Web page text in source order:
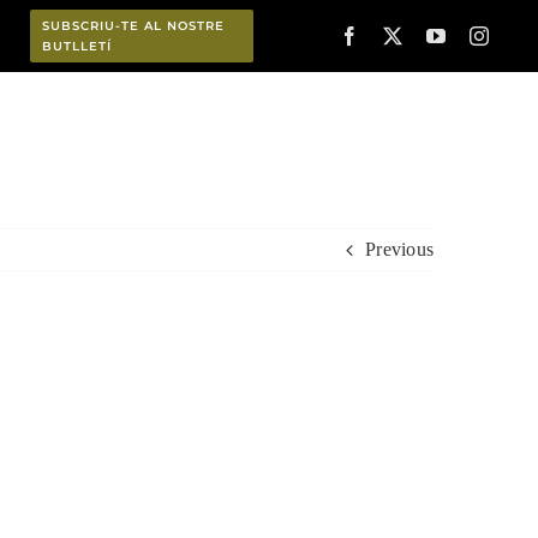
SUBSCRIU-TE AL NOSTRE
BUTLLETÍ
Previous